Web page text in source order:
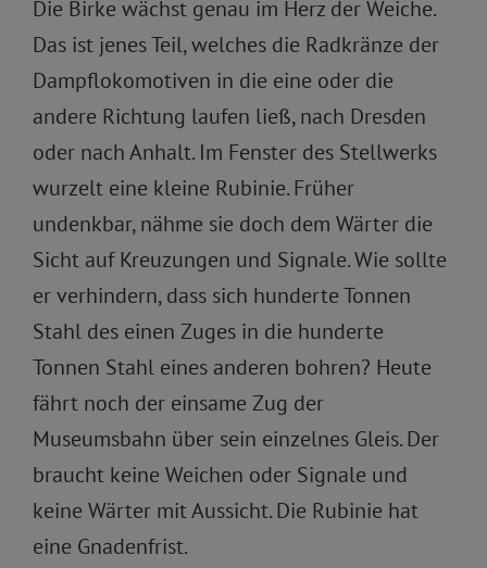
Die Birke wächst genau im Herz der Weiche.
Das ist jenes Teil, welches die Radkränze der
Dampflokomotiven in die eine oder die
andere Richtung laufen ließ, nach Dresden
oder nach Anhalt. Im Fenster des Stellwerks
wurzelt eine kleine Rubinie. Früher
undenkbar, nähme sie doch dem Wärter die
Sicht auf Kreuzungen und Signale. Wie sollte
er verhindern, dass sich hunderte Tonnen
Stahl des einen Zuges in die hunderte
Tonnen Stahl eines anderen bohren? Heute
fährt noch der einsame Zug der
Museumsbahn über sein einzelnes Gleis. Der
braucht keine Weichen oder Signale und
keine Wärter mit Aussicht. Die Rubinie hat
eine Gnadenfrist.